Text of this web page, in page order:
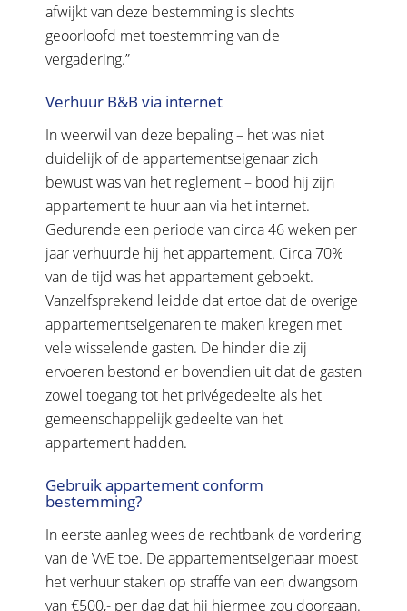
afwijkt van deze bestemming is slechts
geoorloofd met toestemming van de
vergadering.”
Verhuur B&B via internet
In weerwil van deze bepaling – het was niet
duidelijk of de appartementseigenaar zich
bewust was van het reglement – bood hij zijn
appartement te huur aan via het internet.
Gedurende een periode van circa 46 weken per
jaar verhuurde hij het appartement. Circa 70%
van de tijd was het appartement geboekt.
Vanzelfsprekend leidde dat ertoe dat de overige
appartementseigenaren te maken kregen met
vele wisselende gasten. De hinder die zij
ervoeren bestond er bovendien uit dat de gasten
zowel toegang tot het privégedeelte als het
gemeenschappelijk gedeelte van het
appartement hadden.
Gebruik appartement conform
bestemming?
In eerste aanleg wees de rechtbank de vordering
van de VvE toe. De appartementseigenaar moest
het verhuur staken op straffe van een dwangsom
van €500,- per dag dat hij hiermee zou doorgaan.